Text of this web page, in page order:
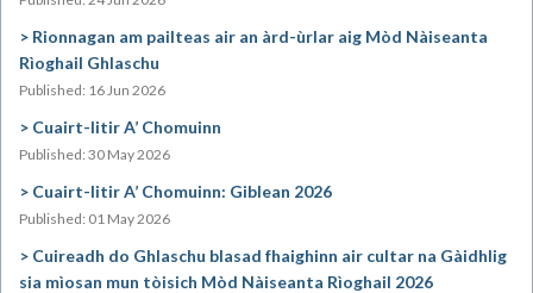
Rionnagan am pailteas air an àrd-ùrlar aig Mòd Nàiseanta
Rìoghail Ghlaschu
Published: 16 Jun 2026
Cuairt-litir A’ Chomuinn
Published: 30 May 2026
Cuairt-litir A’ Chomuinn: Giblean 2026
Published: 01 May 2026
Cuireadh do Ghlaschu blasad fhaighinn air cultar na Gàidhlig
sia mìosan mun tòisich Mòd Nàiseanta Rìoghail 2026